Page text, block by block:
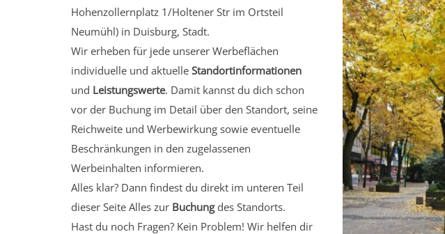
Hohenzollernplatz 1/Holtener Str im Ortsteil
Neumühl) in Duisburg, Stadt.
Wir erheben für jede unserer Werbeflächen
individuelle und aktuelle Standortinformationen
und Leistungswerte. Damit kannst du dich schon
vor der Buchung im Detail über den Standort, seine
Reichweite und Werbewirkung sowie eventuelle
Beschränkungen in den zugelassenen
Werbeinhalten informieren.
Alles klar? Dann findest du direkt im unteren Teil
dieser Seite Alles zur Buchungdes Standorts.
Hast du noch Fragen? Kein Problem! Wir helfen dir